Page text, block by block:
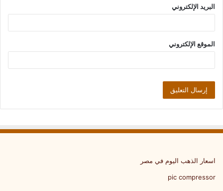
البريد الإلكتروني
الموقع الإلكتروني
اسعار الذهب اليوم في مصر
pic compressor